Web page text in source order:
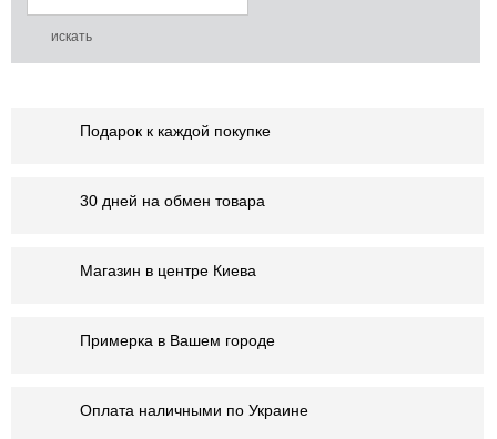
Подарок к каждой покупке
30 дней на обмен товара
Магазин в центре Киева
Примерка в Вашем городе
Оплата наличными по Украине